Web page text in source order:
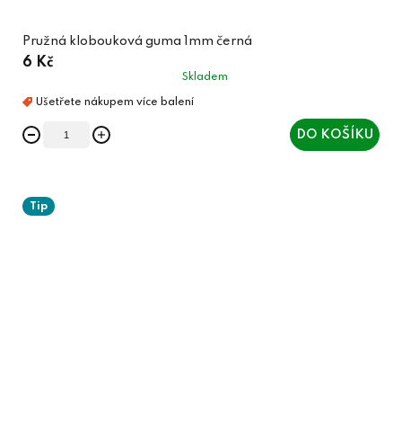
Pružná klobouková guma 1mm černá
6 Kč
Skladem
DO KOŠÍKU
Tip